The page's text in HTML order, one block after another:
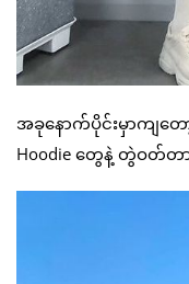
အခုနောက်ပိုင်းမှာကျတ
Hoodie တွေနဲ့ တွဲဝတ်တ